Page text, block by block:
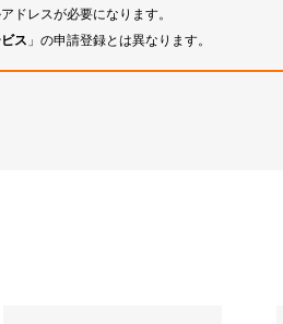
ドレスが必要になります。
ス 」の申請登録とは異なります。